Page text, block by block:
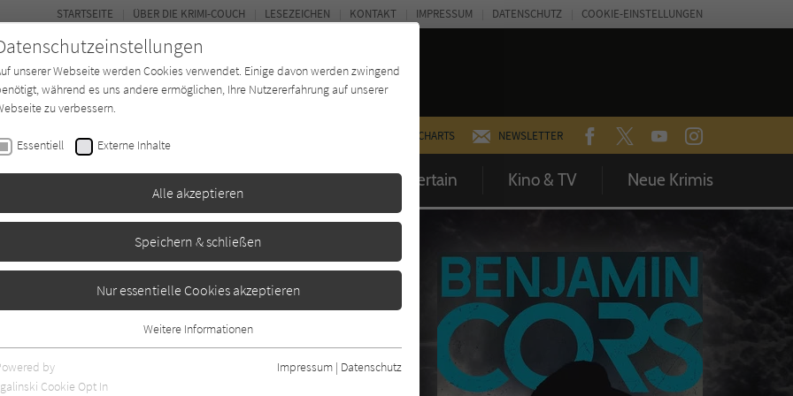
CHARTS NEWSLETTER FACEBOOKTWITTERYOUTUBEINSTAGRAM
Buchtyp Autor*in Magazin Entertain Kino & TV Neue Krimis
STARTSEITE ÜBER DIE KRIMI-COUCH LESEZEICHEN KONTAKT IMPRESSUM DATENSCHUTZ COOKIE-EINSTELLUNGEN
4 ermittelt 1)
unserer Webseite werden Cookies verwendet. Einige davon werden zwingend
während es uns andere ermöglichen, Ihre Nutzererfahrung auf unserer
zu verbessern.
Essentiell Externe Inhalte
Alle akzeptieren
Speichern & schließen
Nur essentielle Cookies akzeptieren
Essentielle Cookies werden für grundlegende Funktionen der Webseite
benötigt. Dadurch ist gewährleistet, dass die Webseite einwandfrei
Weitere Informationen
by
Cookie Opt In
Impressum | Datenschutz